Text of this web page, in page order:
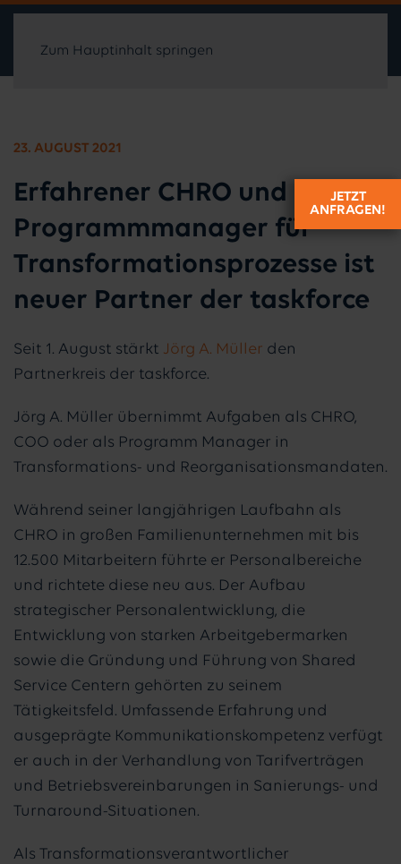
Zum Hauptinhalt springen
23. AUGUST 2021
Erfahrener CHRO und
Programmmanager für
Transformationsprozesse ist
neuer Partner der taskforce
Seit 1. August stärkt Jörg A. Müller den
Partnerkreis der taskforce.
Jörg A. Müller übernimmt Aufgaben als CHRO,
COO oder als Programm Manager in
Transformations- und Reorganisationsmandaten.
Während seiner langjährigen Laufbahn als
CHRO in großen Familienunternehmen mit bis
12.500 Mitarbeitern führte er Personalbereiche
und richtete diese neu aus. Der Aufbau
strategischer Personalentwicklung, die
Entwicklung von starken Arbeitgebermarken
sowie die Gründung und Führung von Shared
Service Centern gehörten zu seinem
Tätigkeitsfeld. Umfassende Erfahrung und
ausgeprägte Kommunikationskompetenz verfügt
er auch in der Verhandlung von Tarifverträgen
und Betriebsvereinbarungen in Sanierungs- und
Turnaround-Situationen.
Als Transformationsverantwortlicher
JETZT
ANFRAGEN!